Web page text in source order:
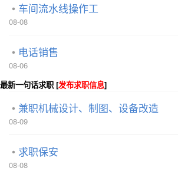
车间流水线操作工
08-08
电话销售
08-06
最新一句话求职 [发布求职信息]
兼职机械设计、制图、设备改造
08-09
求职保安
08-08